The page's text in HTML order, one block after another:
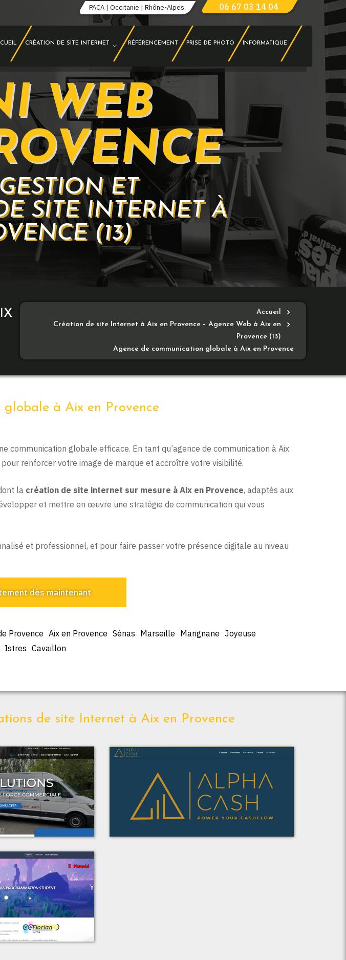
PACA | Occitanie | Rhône-Alpes 06 67 03 14 04
CRÉATION DE SITE INTERNET RÉFÉRENCEMENT PRISE DE PHOTO INFORMATIQUE
WEB
ET
SITE INTERNET À
(13)
Accueil
Création de site Internet à Aix en Provence – Agence Web à Aix en
Provence (13)
Agence de communication globale à Aix en Provence
à Aix en Provence
communication globale efficace. En tant qu’agence de communication à Aix
renforcer votre image de marque et accroître votre visibilité.
la création de site internet sur mesure à Aix en Provence, adaptés aux
et mettre en œuvre une stratégie de communication qui vous
et professionnel, et pour faire passer votre présence digitale au niveau
dès maintenant
Provence Aix en Provence Sénas Marseille Marignane Joyeuse
Istres Cavaillon
de site Internet à Aix en Provence
Voir le projet
ANH Solutions
Voir le projet
Alpha Cash Consulting
Voir le projet
Florian Gras